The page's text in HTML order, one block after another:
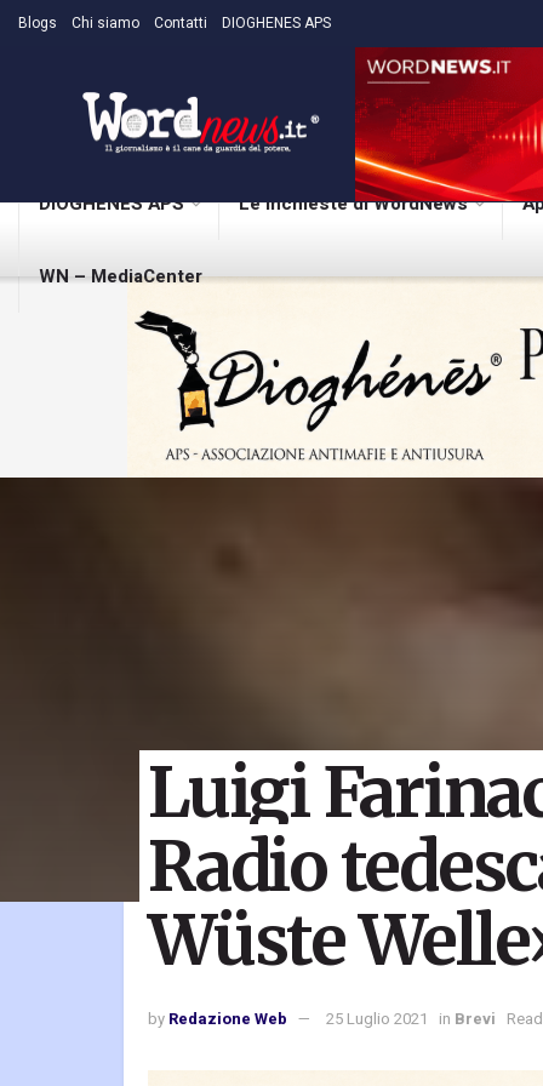
Blogs Chi siamo Contatti DIOGHENES APS
DIOGHENES APS Le inchieste di WordNews
WN – MediaCenter
Luigi
Radio
Wüste
by Redazione Web 25 Luglio 2021 in Brevi